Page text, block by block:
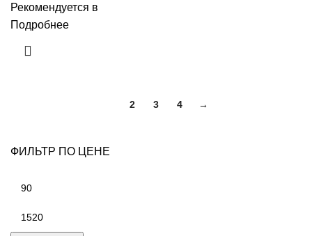
ФИЛЬТР ПО ЦЕНЕ
Рекомендуется в
Подробнее
2 3 4 →